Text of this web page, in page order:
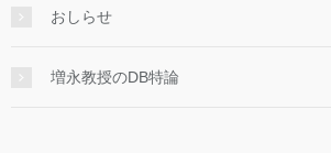
おしらせ
増永教授のDB特論